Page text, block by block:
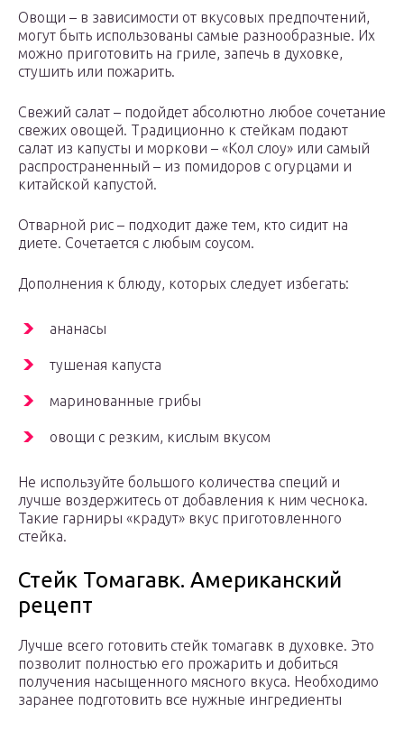
Овощи – в зависимости от вкусовых предпочтений,
могут быть использованы самые разнообразные. Их
можно приготовить на гриле, запечь в духовке,
стушить или пожарить.
Свежий салат – подойдет абсолютно любое сочетание
свежих овощей. Традиционно к стейкам подают
салат из капусты и моркови – «Кол слоу» или самый
распространенный – из помидоров с огурцами и
китайской капустой.
Отварной рис – подходит даже тем, кто сидит на
диете. Сочетается с любым соусом.
Дополнения к блюду, которых следует избегать:
ананасы
тушеная капуста
маринованные грибы
овощи с резким, кислым вкусом
Не используйте большого количества специй и
лучше воздержитесь от добавления к ним чеснока.
Такие гарниры «крадут» вкус приготовленного
стейка.
Стейк Томагавк. Американский
рецепт
Лучше всего готовить стейк томагавк в духовке. Это
позволит полностью его прожарить и добиться
получения насыщенного мясного вкуса. Необходимо
заранее подготовить все нужные ингредиенты